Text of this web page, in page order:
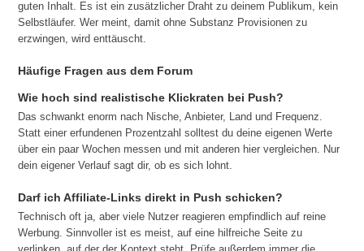
guten Inhalt. Es ist ein zusätzlicher Draht zu deinem Publikum, kein
Selbstläufer. Wer meint, damit ohne Substanz Provisionen zu
erzwingen, wird enttäuscht.
Häufige Fragen aus dem Forum
Wie hoch sind realistische Klickraten bei Push?
Das schwankt enorm nach Nische, Anbieter, Land und Frequenz.
Statt einer erfundenen Prozentzahl solltest du deine eigenen Werte
über ein paar Wochen messen und mit anderen hier vergleichen. Nur
dein eigener Verlauf sagt dir, ob es sich lohnt.
Darf ich Affiliate-Links direkt in Push schicken?
Technisch oft ja, aber viele Nutzer reagieren empfindlich auf reine
Werbung. Sinnvoller ist es meist, auf eine hilfreiche Seite zu